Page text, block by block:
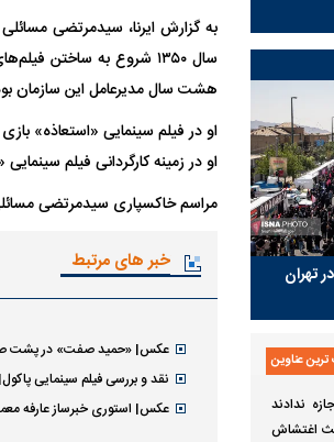
هشت سال مدیرعامل این سازمان
او در فیلم سینمایی «استعاذه»
او در زمینه کارگردانی فیلم
مراسم خاکسپاری سیدمرتضی مسائلی فردا، جمعه ۲۶ دی‌ماه در باغ
خبر های مرتبط
عکس| «حمید صفت» در پشت
نقد و بررسی فیلم سینمایی
عکس| استوری خبرساز عارفه
هافبک گابنی در آستانه انتخاب تیم جدید
تهران
عناوین
ندادند
اغتشاش